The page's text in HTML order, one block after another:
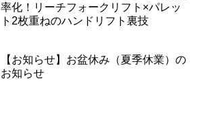
率化！リーチフォークリフト×パレッ
ト2枚重ねのハンドリフト裏技
【お知らせ】お盆休み（夏季休業）の
お知らせ